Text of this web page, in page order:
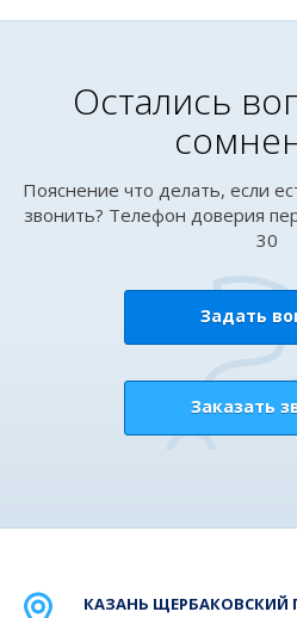
Остались
Пояснение что делать, если
звонить? Телефон доверия
30
Задать
Заказать
КАЗАНЬ ЩЕРБАКОВСКИЙ